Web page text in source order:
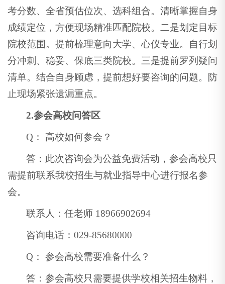
考分数、全省预估位次、选科组合。清晰掌握自身
成绩定位，方便现场精准匹配院校。二是划定目标
院校范围。提前梳理意向大学、心仪专业。自行划
分冲刺、稳妥、保底三类院校。三是提前罗列疑问
清单。结合自身顾虑，提前想好要咨询的问题。防
止现场紧张遗漏重点。
2.参会高校问答区
Q： 高校如何参会？
答：此次咨询会为公益免费活动，参会高校只
需提前联系我校招生与就业指导中心进行报名参
会。
联系人：任老师 18966902694
咨询电话：029-85680000
Q： 参会高校需要准备什么？
答：参会高校只需要提供学校相关招生物料，